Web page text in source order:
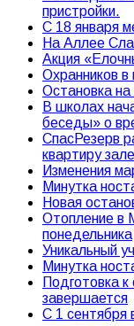
пристройки.
С 18 января
На Аллее
Акция
Охранников
Остановка
В школах
беседы» о
СпасРезерв
квартиру
Изменения
Минутка
Новая
Отопление в
понедельника
Уникальный
Минутка
Подготовка
завершается
С 1 сентября